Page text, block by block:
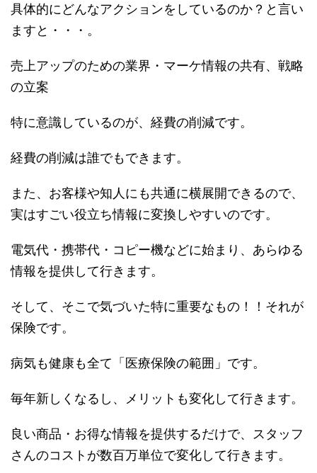
具体的にどんなアクションをしているのか？と言い
ますと・・・。
売上アップのための業界・マーケ情報の共有、戦略
の立案
特に意識しているのが、経費の削減です。
経費の削減は誰でもできます。
また、お客様や知人にも共通に横展開できるので、
実はすごい役立ち情報に変換しやすいのです。
電気代・携帯代・コピー機などに始まり、あらゆる
情報を提供して行きます。
そして、そこで気づいた特に重要なもの！！それが
保険です。
病気も健康も全て「医療保険の範囲」です。
毎年新しくなるし、メリットも変化して行きます。
良い商品・お得な情報を提供するだけで、スタッフ
さんのコストが数百万単位で変化して行きます。